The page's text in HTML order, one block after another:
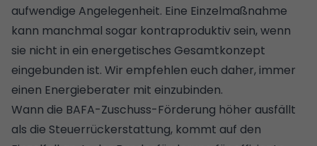
aufwendige Angelegenheit. Eine Einzelmaßnahme
kann manchmal sogar kontraproduktiv sein, wenn
sie nicht in ein energetisches Gesamtkonzept
eingebunden ist. Wir empfehlen euch daher, immer
einen Energieberater mit einzubinden.
Wann die BAFA-Zuschuss-Förderung höher ausfällt
als die Steuerrückerstattung, kommt auf den